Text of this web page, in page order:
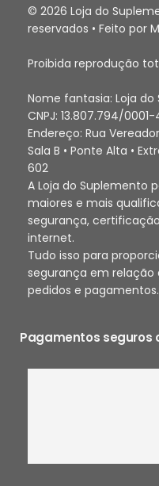
© 2026 Loja do
reservados • Feito por
Proibida reprodução
Nome fantasia: Loja
CNPJ: 13.807.794/
Endereço: Rua
Sala B • Ponte Alta •
602
A Loja do Suplemento
maiores e mais
segurança,
internet.
Tudo isso para
segurança em relação
pedidos e pagamentos.
Pagamentos seguros